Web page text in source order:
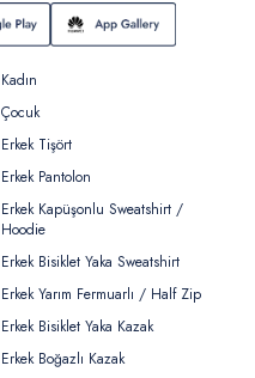
Kadın
Çocuk
Erkek Tişört
Erkek Pantolon
Erkek Kapüşonlu Sweatshirt /
Hoodie
Erkek Bisiklet Yaka Sweatshirt
Erkek Yarım Fermuarlı / Half Zip
Erkek Bisiklet Yaka Kazak
Erkek Boğazlı Kazak